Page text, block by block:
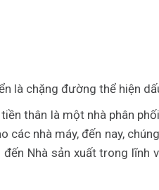
là chặng đường thể hiện
thân là một nhà phân
các nhà máy, đến nay,
Nhà sản xuất trong